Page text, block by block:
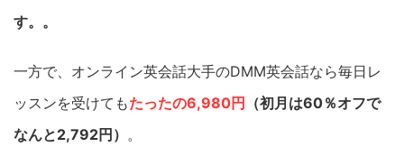
す。。
一方で、オンライン英会話大手のDMM英会話なら毎日レ
ッスンを受けてもたったの6,980円 （初月は60％オフで
なんと2,792円） 。